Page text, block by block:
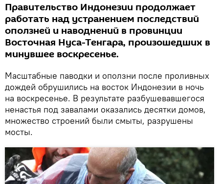
Правительство Индонезии продолжает
работать над устранением последствий
оползней и наводнений в провинции
Восточная Нуса-Тенгара, произошедших в
минувшее воскресенье.
Масштабные паводки и оползни после проливных
дождей обрушились на восток Индонезии в ночь
на воскресенье. В результате разбушевавшегося
ненастья под завалами оказались десятки домов,
множество строений были смыты, разрушены
мосты.